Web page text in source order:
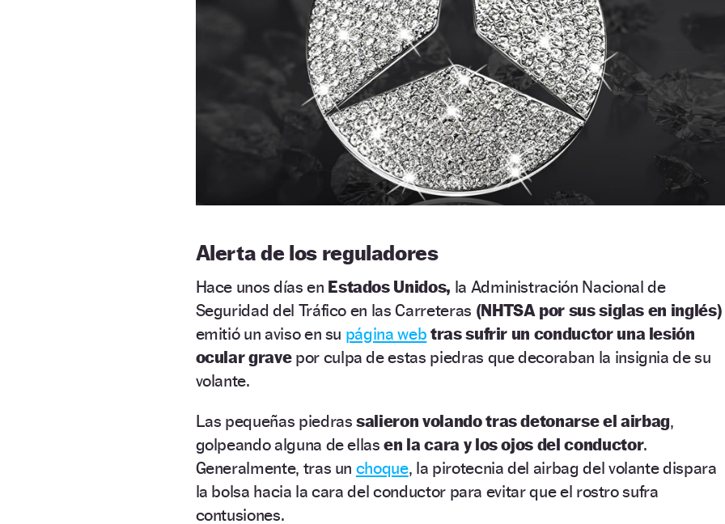
Alerta de los reguladores
Hace unos días en Estados Unidos, la Administración Nacional de
Seguridad del Tráfico en las Carreteras (NHTSA por sus siglas en inglés)
emitió un aviso en su página web tras sufrir un conductor una lesión
ocular gravepor culpa de estas piedras que decoraban la insignia de su
volante.
Las pequeñas piedrassalieron volando tras detonarse el airbag,
golpeando alguna de ellasen la cara y los ojos del conductor.
Generalmente, tras un choque, la pirotecnia del airbag del volante dispara
la bolsa hacia la cara del conductor para evitar que el rostro sufra
contusiones.